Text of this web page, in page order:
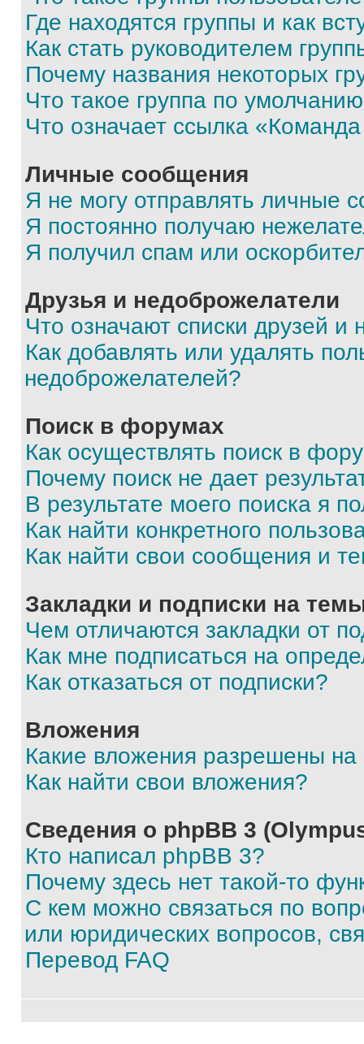
Где находятся группы и как
Как стать руководителем
Почему названия некоторых
Что такое группа по
Что означает ссылка
Личные сообщения
Я не могу отправлять личные
Я постоянно получаю
Я получил спам или
Друзья и недоброжелатели
Что означают списки друзей и
Как добавлять или удалять
недоброжелателей?
Поиск в форумах
Как осуществлять поиск в
Почему поиск не дает
В результате моего поиска я
Как найти конкретного
Как найти свои сообщения и
Закладки и подписки на
Чем отличаются закладки от
Как мне подписаться на
Как отказаться от подписки?
Вложения
Какие вложения разрешены
Как найти свои вложения?
Сведения о phpBB 3
Кто написал phpBB 3?
Почему здесь нет такой-то
С кем можно связаться по
или юридических вопросов,
Перевод FAQ